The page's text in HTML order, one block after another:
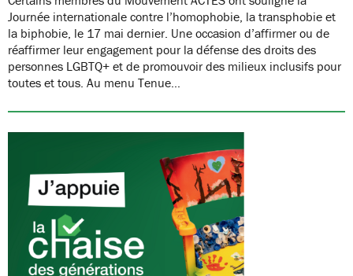
Journée internationale contre l’homophobie, la transphobie et
la biphobie, le 17 mai dernier. Une occasion d’affirmer ou de
réaffirmer leur engagement pour la défense des droits des
personnes LGBTQ+ et de promouvoir des milieux inclusifs pour
toutes et tous. Au menu Tenue…